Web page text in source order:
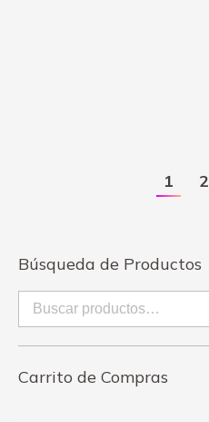
1 2
Búsqueda de Productos
Carrito de Compras